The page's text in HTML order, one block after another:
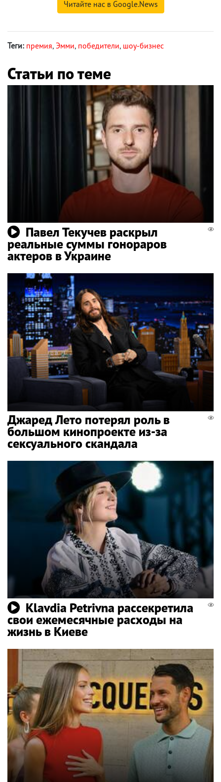
Читайте нас в Google.News
Теги: премия, Эмми, победители, шоу-бизнес
Статьи по теме
Павел Текучев раскрыл
реальные суммы гонораров
актеров в Украине
Джаред Лето потерял роль в
большом кинопроекте из-за
сексуального скандала
Klavdia Petrivna рассекретила
свои ежемесячные расходы на
жизнь в Киеве